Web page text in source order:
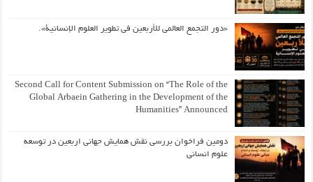
«دور التجمع العالمي للأربعين في تطوير العلوم الإنسانية».
Second Call for Content Submission on “The Role of the
Global Arbaein Gathering in the Development of the
Humanities” Announced
دومین فراخوان بررسی نقش همایش جهانی اربعین در توسعه
علوم انسانی